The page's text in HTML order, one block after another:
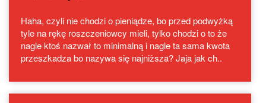
Haha, czyli nie chodzi o pieniądze, bo przed podwyżką
tyle na rękę roszczeniowcy mieli, tylko chodzi o to że
nagle ktoś nazwał to minimalną i nagle ta sama kwota
przeszkadza bo nazywa się najniższa? Jaja jak ch..